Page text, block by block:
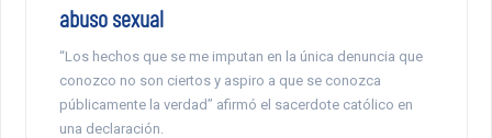
abuso sexual
“Los hechos que se me imputan en la única denuncia que
conozco no son ciertos y aspiro a que se conozca
públicamente la verdad” afirmó el sacerdote católico en
una declaración.